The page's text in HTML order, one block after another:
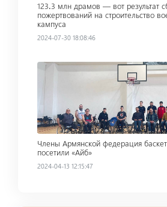
123․3 млн драмов — вот результат
пожертвований на строительство
кампуса
2024-07-30 18:08:46
Read more
Члены Армянской федерация
посетили «Айб»
2024-04-13 12:15:47